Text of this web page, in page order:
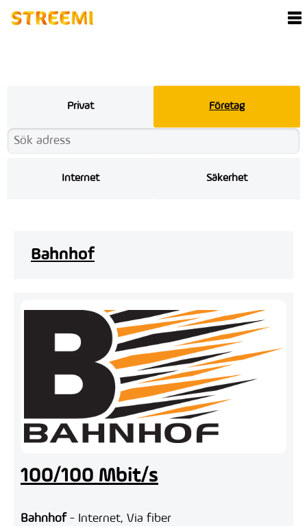
Privat Företag
Internet Säkerhet
Bahnhof
100/100 Mbit/s
Bahnhof- Internet, Via fiber